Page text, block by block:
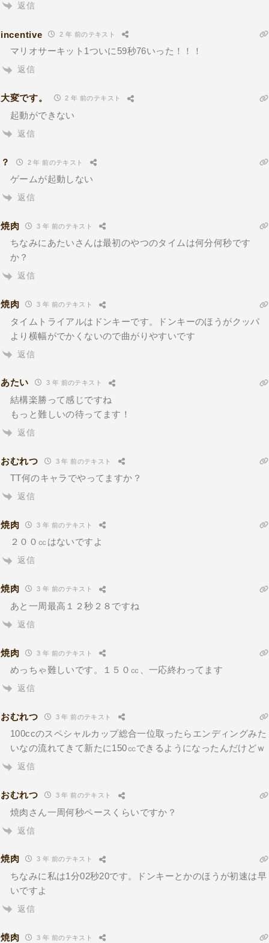
返信
incentive 2 年 前のテキスト
マリオサーキット1ついに59秒76いった！！！
返信
大変です。 2 年 前のテキスト
起動ができない
返信
？ 2 年 前のテキスト
ゲームが起動しない
返信
焼肉 3 年 前のテキスト
ちなみにあたいさんは最初のやつのタイムは何分何秒です
か？
返信
焼肉 3 年 前のテキスト
タイムトライアルはドンキーです。ドンキーのほうがクッパ
より横幅がでかくないので曲がりやすいです
返信
あたい 3 年 前のテキスト
結構楽勝って感じですね
もっと難しいの待ってます！
返信
おむれつ 3 年 前のテキスト
TT何のキャラでやってますか？
返信
焼肉 3 年 前のテキスト
２００㏄はないですよ
返信
焼肉 3 年 前のテキスト
あと一周最高１２秒２８ですね
返信
焼肉 3 年 前のテキスト
めっちゃ難しいです。１５０㏄、一応終わってます
返信
おむれつ 3 年 前のテキスト
100ccのスペシャルカップ総合一位取ったらエンディングみた
いなの流れてきて新たに150㏄できるようになったんだけどｗ
返信
おむれつ 3 年 前のテキスト
焼肉さん一周何秒ペースくらいですか？
返信
焼肉 3 年 前のテキスト
ちなみに私は1分02秒20です。ドンキーとかのほうが初速は早
いですよ
返信
焼肉 3 年 前のテキスト